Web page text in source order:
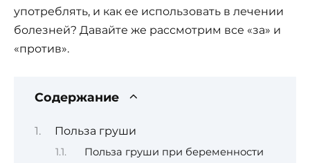
употреблять, и как ее использовать в лечении
болезней? Давайте же рассмотрим все «за» и
«против».
Содержание
Польза груши
Польза груши при беременности